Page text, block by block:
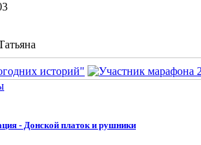
- Донской платок и рушники